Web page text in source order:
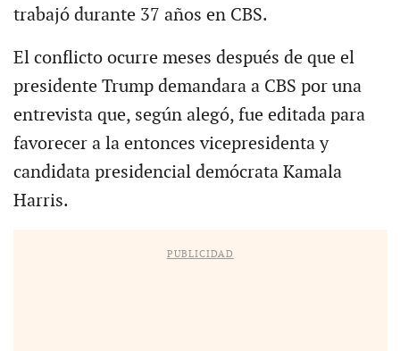
trabajó durante 37 años en CBS.
El conflicto ocurre meses después de que el
presidente Trump demandara a CBS por una
entrevista que, según alegó, fue editada para
favorecer a la entonces vicepresidenta y
candidata presidencial demócrata Kamala
Harris.
PUBLICIDAD